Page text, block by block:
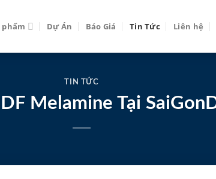
phẩm Dự Án Báo Giá Tin Tức Liên hệ
TIN TỨC
Melamine Tại